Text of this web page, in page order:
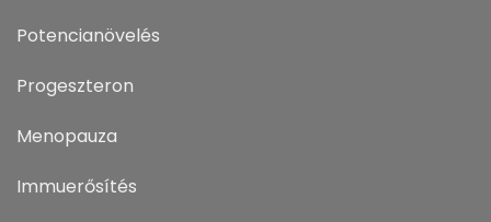
Potencianövelés
Progeszteron
Menopauza
Immuerősítés